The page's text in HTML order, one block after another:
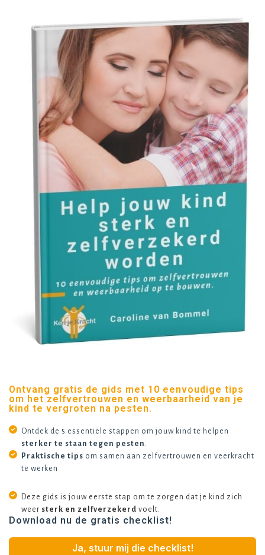
Ontvang gratis de gids met 10 eenvoudige tips
om het zelfvertrouwen en weerbaarheid van je
kind te vergroten na pesten.
Ontdek de 5 essentiële stappen om jouw kind te helpen
sterker te staan tegen pesten .
Praktische tips om samen aan zelfvertrouwen en veerkracht
te werken
Deze gids is jouw eerste stap om te zorgen dat je kind zich
weer sterk en zelfverzekerd voelt.
Download nu de gratis checklist!
Ja, stuur mij die checklist!